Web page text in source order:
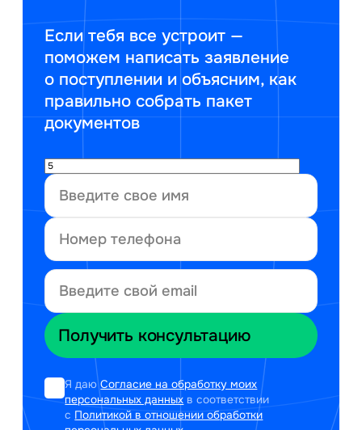
Если тебя все устроит —
поможем написать заявление
о поступлении и объясним, как
правильно собрать пакет
документов
Я даюСогласие на обработку моих
персональных данных в соответствии
с Политикой в отношении обработки